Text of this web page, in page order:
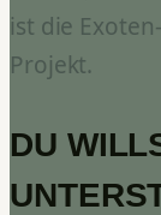
ist die
Projekt.
DU